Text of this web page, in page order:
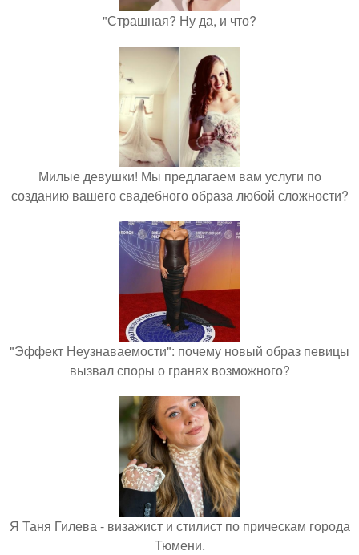
"Страшная? Ну да, и что?
Милые девушки! Мы предлагаем вам услуги по
созданию вашего свадебного образа любой сложности?
"Эффект Неузнаваемости": почему новый образ певицы
вызвал споры о гранях возможного?
Я Таня Гилева - визажист и стилист по прическам города
Тюмени.